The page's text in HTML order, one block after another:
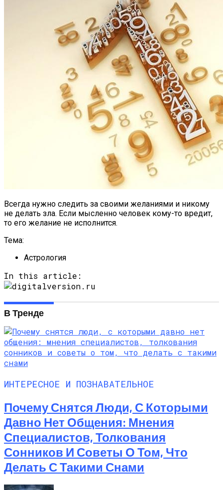
Всегда нужно следить за своими желаниями и никому
не делать зла. Если мысленно человек кому-то вредит,
то его желание не исполнится.
Тема:
Астрология
In this article:
В Тренде
ИНТЕРЕСНОЕ И ПОЗНАВАТЕЛЬНОЕ
Почему Снятся Люди, С Которыми
Давно Нет Общения: Мнения
Специалистов, Толкования
Сонников И Советы О Том, Что
Делать С Такими Снами